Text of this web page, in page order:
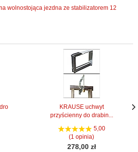
wolnostojąca jezdna ze stabilizatorem 12
KRAUSE uchwyt
przyścienny do drabin...
5,00
(1 opinia)
278,00 zł